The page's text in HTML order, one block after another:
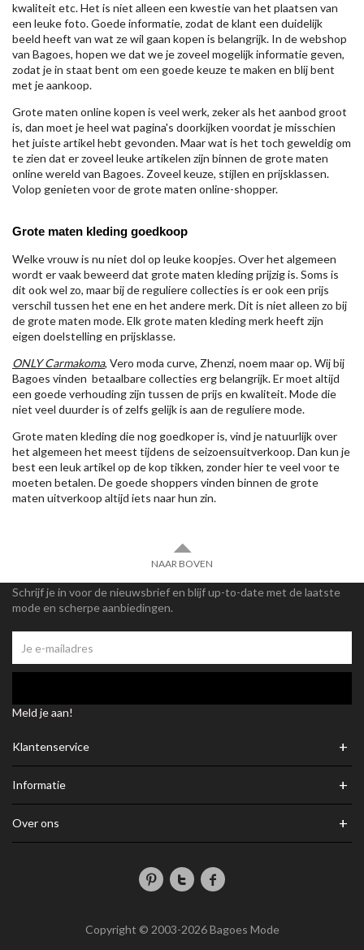
kwaliteit etc. Het is niet alleen een kwestie van het plaatsen van
een leuke foto. Goede informatie, zodat de klant een duidelijk
beeld heeft van wat ze wil gaan kopen is belangrijk. In de webshop
van Bagoes, hopen we dat we je zoveel mogelijk informatie geven,
zodat je in staat bent om een goede keuze te maken en blij bent
met je aankoop.
Grote maten online kopen is veel werk, zeker als het aanbod groot
is, dan moet je heel wat pagina's doorkijken voordat je misschien
het juiste artikel hebt gevonden. Maar wat is het toch geweldig om
te zien dat er zoveel leuke artikelen zijn binnen de grote maten
online wereld van Bagoes. Zoveel keuze, stijlen en prijsklassen.
Volop genieten voor de grote maten online-shopper.
Grote maten kleding goedkoop
Welke vrouw is nu niet dol op leuke koopjes. Over het algemeen
wordt er vaak beweerd dat grote maten kleding prijzig is. Soms is
dit ook wel zo, maar bij de reguliere collecties is er ook een prijs
verschil tussen het ene en het andere merk. Dit is niet alleen zo bij
de grote maten mode. Elk grote maten kleding merk heeft zijn
eigen doelstelling en prijsklasse.
ONLY Carmakoma, Vero moda curve, Zhenzi, noem maar op. Wij bij
Bagoes vinden betaalbare collecties erg belangrijk. Er moet altijd
een goede verhouding zijn tussen de prijs en kwaliteit. Mode die
niet veel duurder is of zelfs gelijk is aan de reguliere mode.
Grote maten kleding die nog goedkoper is, vind je natuurlijk over
het algemeen het meest tijdens de seizoensuitverkoop. Dan kun je
best een leuk artikel op de kop tikken, zonder hier te veel voor te
moeten betalen. De goede shoppers vinden binnen de grote
maten uitverkoop altijd iets naar hun zin.
NAAR BOVEN
Schrijf je in voor de nieuwsbrief en blijf up-to-date met de laatste
mode en scherpe aanbiedingen.
Meld je aan!
Klantenservice +
Informatie +
Over ons +
Copyright © 2003-2026 Bagoes Mode